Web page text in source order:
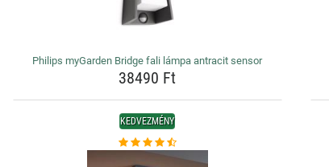
Philips myGarden Bridge fali lámpa antracit sensor
38490 Ft
KEDVEZMÉNY